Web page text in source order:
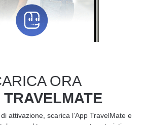
ORA
TRAVELMATE
attivazione, scarica l’App TravelMate e